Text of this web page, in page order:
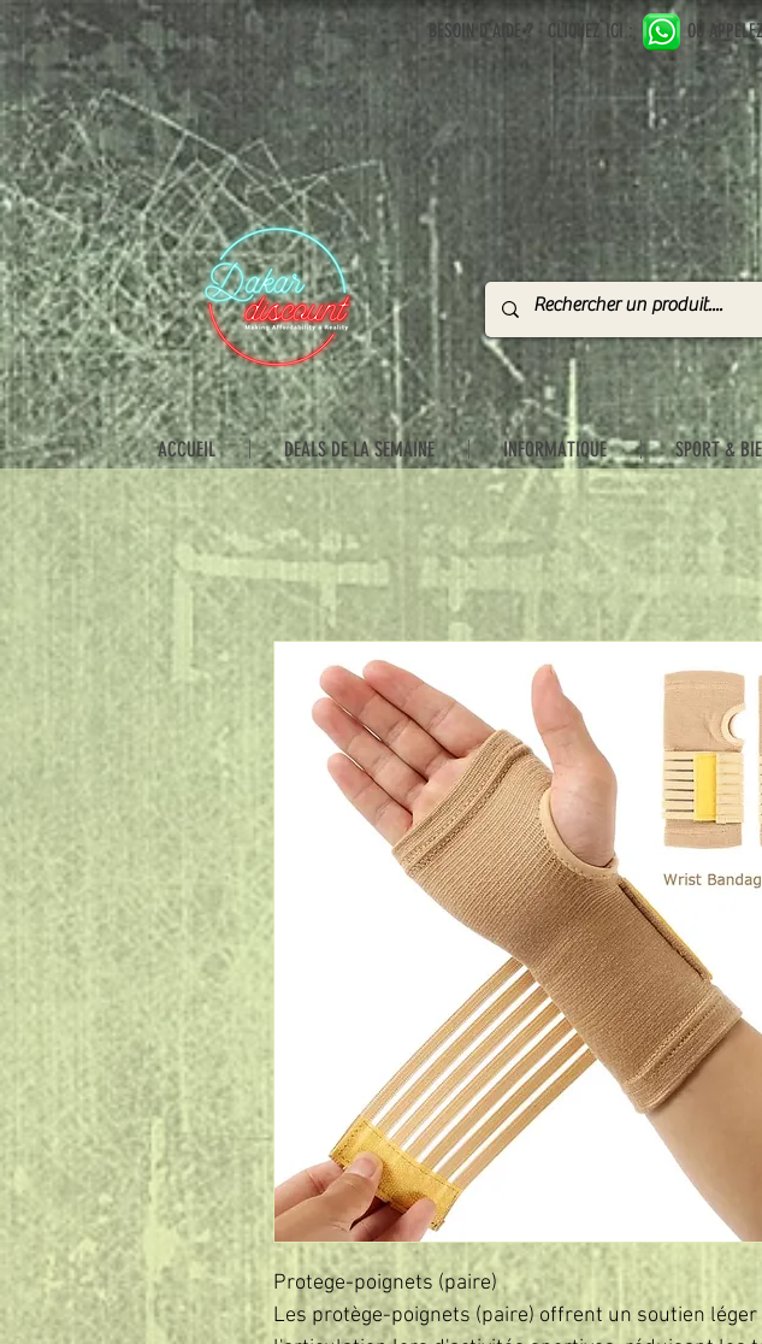
BESOIN D'AIDE ? CLIQUEZ ICI : OU
ACCUEIL DEALS DE LA SEMAINE INFORMATIQUE SPORT &
Protege-poignets (paire)
Les protège-poignets (paire) offrent un soutien léger